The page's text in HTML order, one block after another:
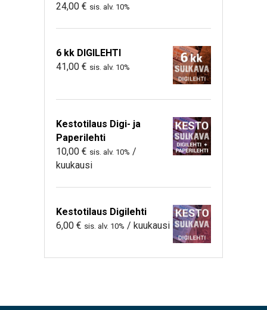
24,00 € sis. alv. 10%
6 kk DIGILEHTI
41,00 € sis. alv. 10%
Kestotilaus Digi- ja
Paperilehti
10,00 € sis. alv. 10% /
kuukausi
Kestotilaus Digilehti
6,00 € sis. alv. 10% / kuukausi